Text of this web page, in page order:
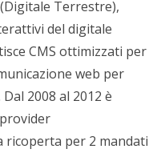
Terrestre),
del digitale
CMS ottimizzati per
web per
2008 al 2012 è
ricoperta per 2 mandati